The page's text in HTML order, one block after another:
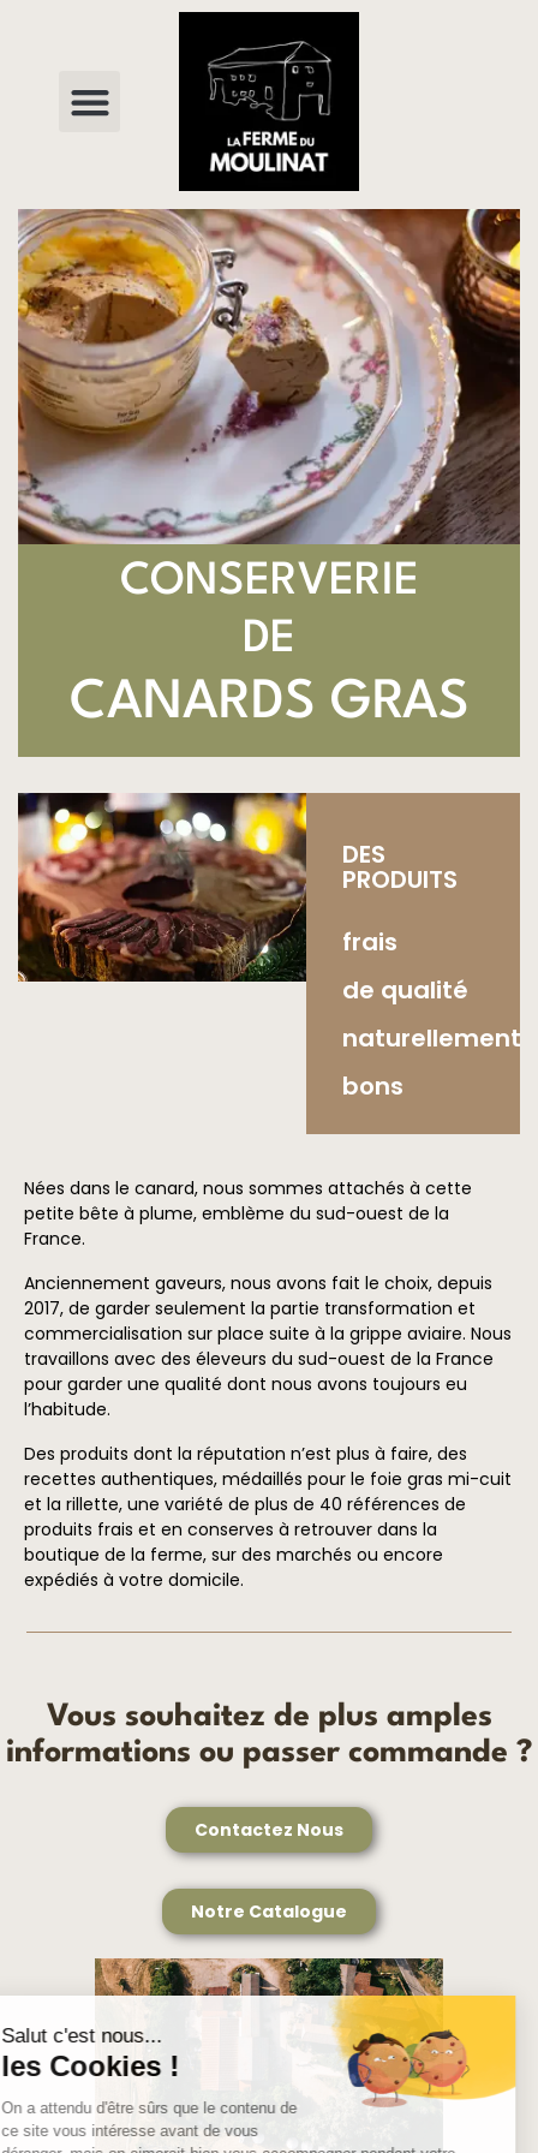
CONSERVERIE
DE
CANARDS GRAS
DES
PRODUITS
frais
de qualité
naturellement
bons
Nées dans le canard, nous sommes attachés à cette
petite bête à plume, emblème du sud-ouest de la
France.
Anciennement gaveurs, nous avons fait le choix, depuis
2017, de garder seulement la partie transformation et
commercialisation sur place suite à la grippe aviaire. Nous
travaillons avec des éleveurs du sud-ouest de la France
pour garder une qualité dont nous avons toujours eu
l’habitude.
Des produits dont la réputation n’est plus à faire, des
recettes authentiques, médaillés pour le foie gras mi-cuit
et la rillette, une variété de plus de 40 références de
produits frais et en conserves à retrouver dans la
boutique de la ferme, sur des marchés ou encore
expédiés à votre domicile.
Vous souhaitez de plus amples
informations ou passer commande ?
Contactez Nous
Notre Catalogue